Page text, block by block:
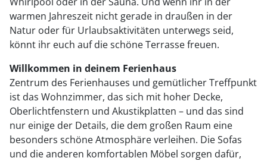
warmen Jahreszeit nicht gerade in draußen in der
Natur oder für Urlaubsaktivitäten unterwegs seid,
könnt ihr euch auf die schöne Terrasse freuen.
Willkommen in deinem Ferienhaus
Zentrum des Ferienhauses und gemütlicher Treffpunkt
ist das Wohnzimmer, das sich mit hoher Decke,
Oberlichtfenstern und Akustikplatten – und das sind
nur einige der Details, die dem großen Raum eine
besonders schöne Atmosphäre verleihen. Die Sofas
und die anderen komfortablen Möbel sorgen dafür,